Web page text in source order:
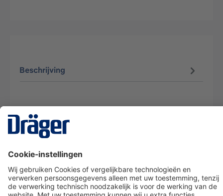
Beschrijving
Dräger klantenservice